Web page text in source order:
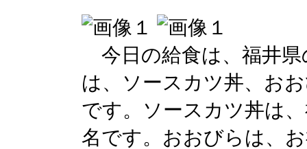
今日の給食は、福井県
は、ソースカツ丼、お
です。ソースカツ丼は
名です。おおびらは、